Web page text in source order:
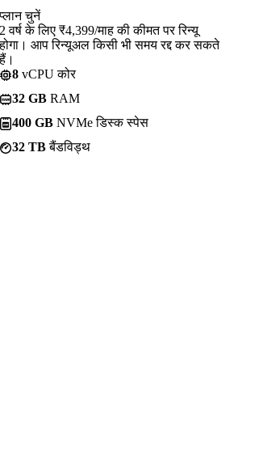
प्लान चुनें
2 वर्ष के लिए ₹4,399/माह की कीमत पर रिन्यू
होगा। आप रिन्यूअल किसी भी समय रद्द कर सकते
हैं।
8 vCPU कोर
32 GB RAM
400 GB NVMe डिस्क स्पेस
32 TBबैंडविड्थ